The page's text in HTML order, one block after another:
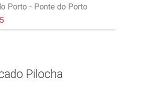
Porto - Ponte do Porto
Pilocha